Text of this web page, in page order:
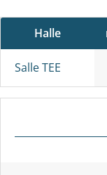
Halle
Salle TEE